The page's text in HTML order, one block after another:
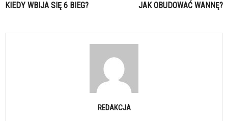
KIEDY WBIJA SIĘ 6 BIEG? JAK OBUDOWAĆ WANNĘ?
REDAKCJA